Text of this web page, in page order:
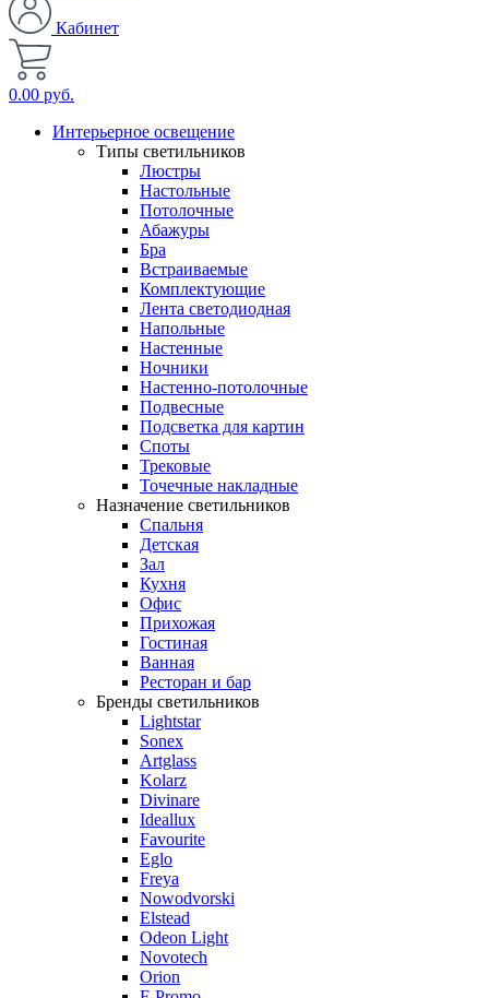
Кабинет
0.00 руб.
Интерьерное освещение
Типы светильников
Люстры
Настольные
Потолочные
Абажуры
Бра
Встраиваемые
Комплектующие
Лента светодиодная
Напольные
Настенные
Ночники
Настенно-потолочные
Подвесные
Подсветка для картин
Споты
Трековые
Точечные накладные
Назначение светильников
Спальня
Детская
Зал
Кухня
Офис
Прихожая
Гостиная
Ванная
Ресторан и бар
Бренды светильников
Lightstar
Sonex
Artglass
Kolarz
Divinare
Ideallux
Favourite
Eglo
Freya
Nowodvorski
Elstead
Odeon Light
Novotech
Orion